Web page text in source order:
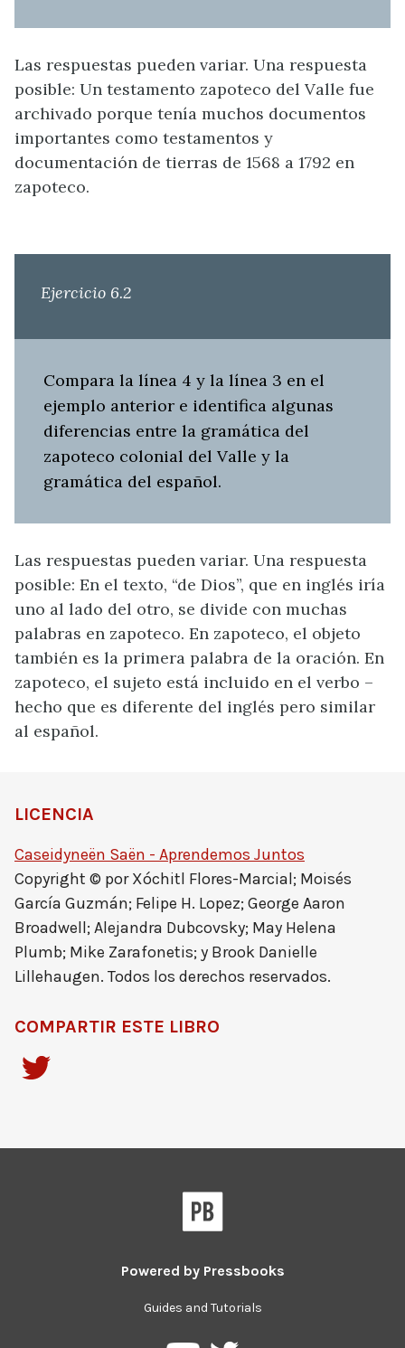
Las respuestas pueden variar. Una respuesta
posible: Un testamento zapoteco del Valle fue
archivado porque tenía muchos documentos
importantes como testamentos y
documentación de tierras de 1568 a 1792 en
zapoteco.
Ejercicio 6.2
Compara la línea 4 y la línea 3 en el
ejemplo anterior e identifica algunas
diferencias entre la gramática del
zapoteco colonial del Valle y la
gramática del español.
Las respuestas pueden variar. Una respuesta
posible: En el texto, “de Dios”, que en inglés iría
uno al lado del otro, se divide con muchas
palabras en zapoteco. En zapoteco, el objeto
también es la primera palabra de la oración. En
zapoteco, el sujeto está incluido en el verbo –
hecho que es diferente del inglés pero similar
al español.
LICENCIA
Caseidyneën Saën - Aprendemos Juntos
Copyright © por Xóchitl Flores-Marcial; Moisés
García Guzmán; Felipe H. Lopez; George Aaron
Broadwell; Alejandra Dubcovsky; May Helena
Plumb; Mike Zarafonetis; y Brook Danielle
Lillehaugen. Todos los derechos reservados.
COMPARTIR ESTE LIBRO
Powered by Pressbooks
Guides and Tutorials